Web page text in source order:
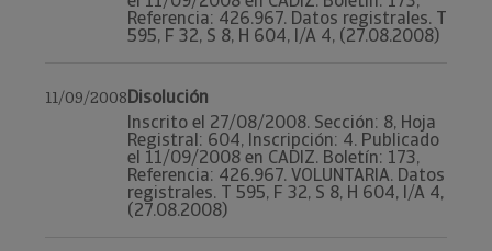
Referencia: 426.967. Datos registrales. T
595, F 32, S 8, H 604, I/A 4, (27.08.2008)
11/09/2008Disolución
Inscrito el 27/08/2008. Sección: 8, Hoja
Registral: 604, Inscripción: 4. Publicado
el 11/09/2008 en CADIZ. Boletín: 173,
Referencia: 426.967. VOLUNTARIA. Datos
registrales. T 595, F 32, S 8, H 604, I/A 4,
(27.08.2008)